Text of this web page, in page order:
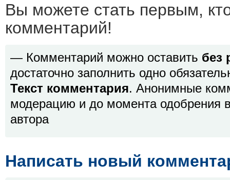
Вы можете стать первым,
комментарий!
— Комментарий можно оставить без
достаточно заполнить одно
Текст комментария. Анонимные
модерацию и до момента одобрения
автора
Написать новый